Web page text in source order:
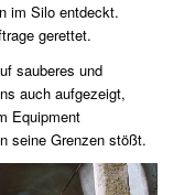
im Silo entdeckt.
gerettet.
sauberes und
auch aufgezeigt,
Equipment
seine Grenzen stößt.